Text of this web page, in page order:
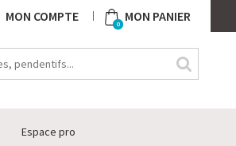
MON COMPTE 0 MON PANIER
Espace pro